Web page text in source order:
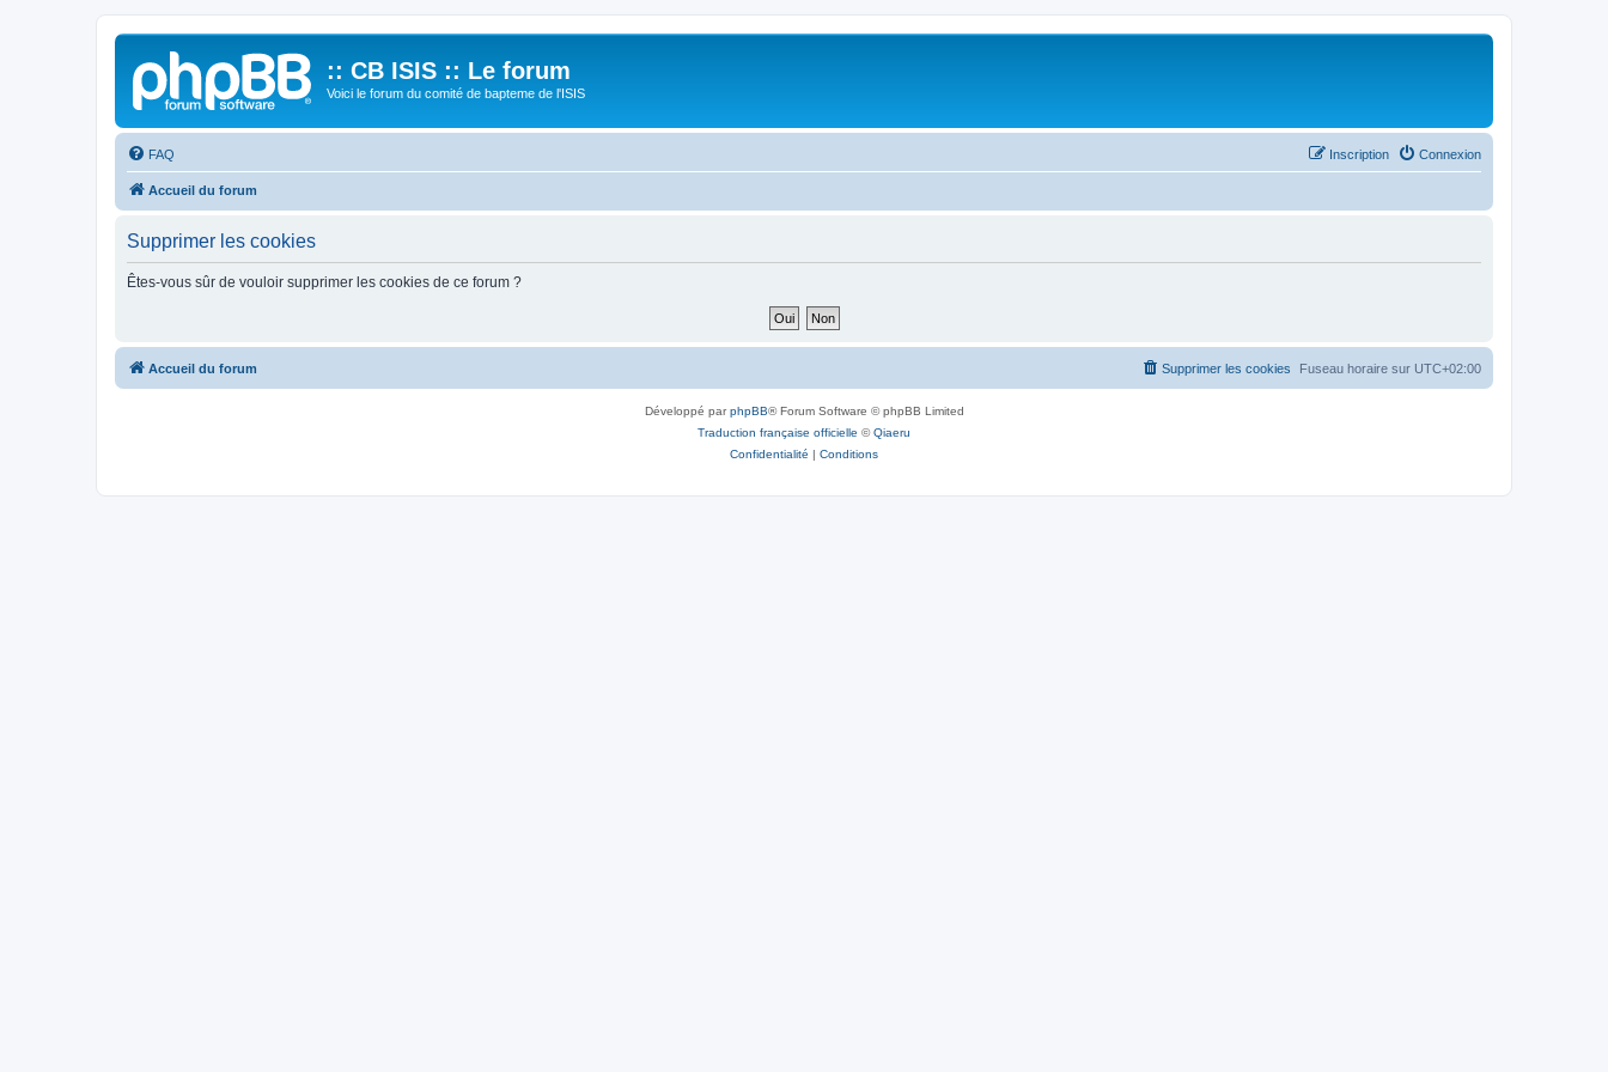
:: CB ISIS :: Le forum
Voici le forum du comité de bapteme de l'ISIS
FAQ Connexion
Inscription
Accueil du forum
Supprimer les cookies
Êtes-vous sûr de vouloir supprimer les cookies de ce forum ?
Accueil du forum Fuseau horaire sur UTC+02:00
Supprimer les cookies
Développé parphpBB® Forum Software © phpBB Limited
Traduction française officielle ©Qiaeru
Confidentialité | Conditions